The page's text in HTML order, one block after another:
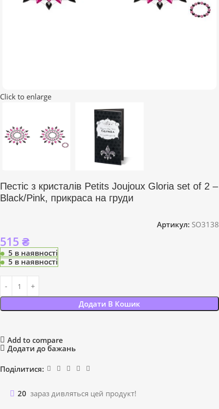
Click to enlarge
Пестіс з кристалів Petits Joujoux Gloria set of 2 –
Black/Pink, прикраса на груди
Артикул: SO3138
515 ₴
5 в наявності
5 в наявності
Додати В Кошик
Add to compare
Додати до бажань
Поділитися:
20 зараз дивляться цей продукт!